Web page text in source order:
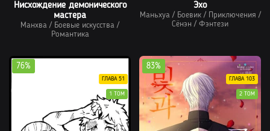
Нисхождение демонического
мастера
Манхва / Боевые искусства /
Романтика
Эхо
Маньхуа/ Боевик/ Приключения /
Сёнэн / Фэнтези
76%
ГЛАВА 51
1 ТОМ
83%
ГЛАВА 103
2 ТОМ